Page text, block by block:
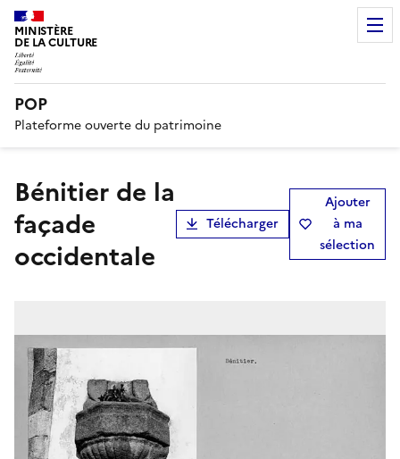
MINISTÈRE
DE LA CULTURE
POP
Plateforme ouverte du patrimoine
Bénitier de la
façade
occidentale
Télécharger
Ajouter
à ma
sélection